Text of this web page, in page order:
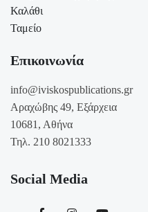
Καλάθι
Ταμείο
Επικοινωνία
info@iviskospublications.gr
Αραχώβης 49, Εξάρχεια
10681, Αθήνα
Τηλ. 210 8021333
Social Media